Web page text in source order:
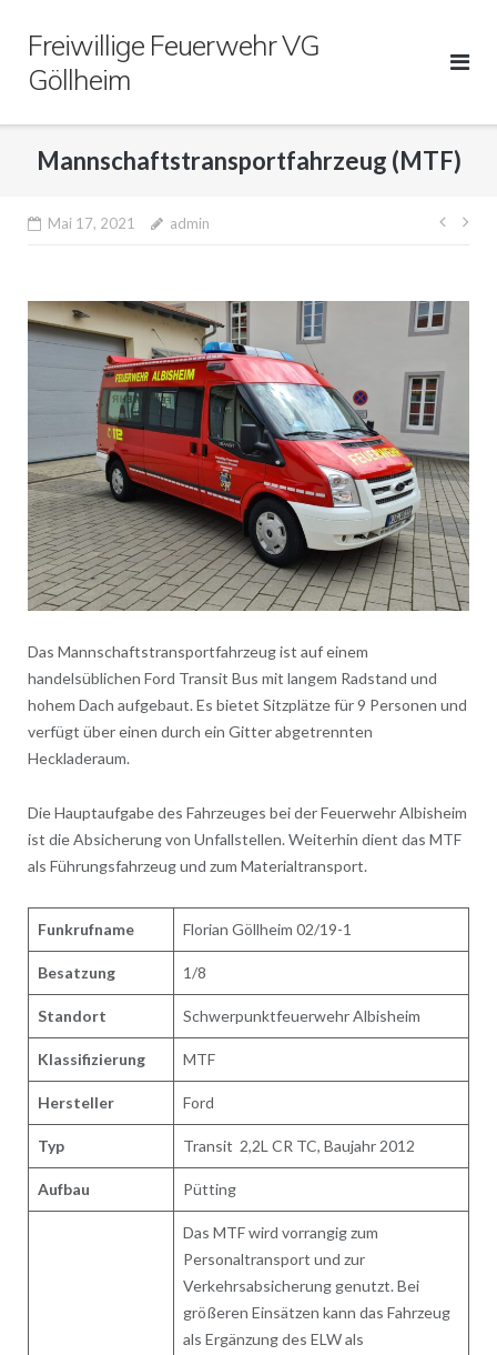
Freiwillige Feuerwehr VG
Göllheim
Mannschaftstransportfahrzeug (MTF)
Mai 17, 2021 admin
Das Mannschaftstransportfahrzeug ist auf einem
handelsüblichen Ford Transit Bus mit langem Radstand und
hohem Dach aufgebaut. Es bietet Sitzplätze für 9 Personen und
verfügt über einen durch ein Gitter abgetrennten
Heckladeraum.
Die Hauptaufgabe des Fahrzeuges bei der Feuerwehr Albisheim
ist die Absicherung von Unfallstellen. Weiterhin dient das MTF
als Führungsfahrzeug und zum Materialtransport.
Funkrufname Florian Göllheim 02/19-1
Besatzung 1/8
Standort Schwerpunktfeuerwehr Albisheim
Klassifizierung MTF
Hersteller Ford
Typ Transit 2,2L CR TC, Baujahr 2012
Aufbau Pütting
Das MTF wird vorrangig zum
Personaltransport und zur
Verkehrsabsicherung genutzt. Bei
größeren Einsätzen kann das Fahrzeug
als Ergänzung des ELW als